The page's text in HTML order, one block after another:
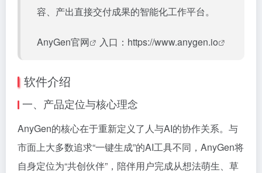
容、产出直接交付成果的智能化工作平台。
AnyGen官网 入口： https://www.anygen.io
软件介绍
一、产品定位与核心理念
AnyGen的核心在于重新定义了人与AI的协作关系。与
市面上大多数追求“一键生成”的AI工具不同，AnyGen将
自身定位为“共创伙伴”，陪伴用户完成从想法萌生、草